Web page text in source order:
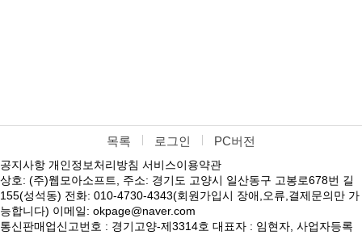
목록 로그인 PC버전
공지사항 개인정보처리방침 서비스이용약관
상호: (주)웹모아소프트, 주소: 경기도 고양시 일산동구 고봉로678번 길
155(성석동) 전화: 010-4730-4343(회원가입시 장애,오류,결제문의만 가
능합니다) 이메일: okpage@naver.com
통신판매업신고번호 : 경기고양-제3314호 대표자 : 임현자, 사업자등록